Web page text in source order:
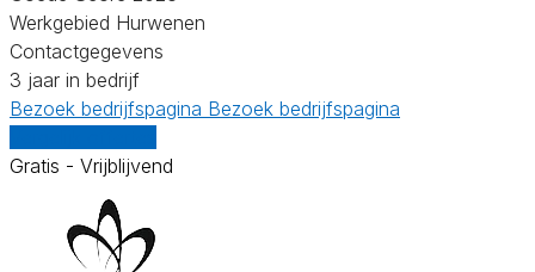
Werkgebied Hurwenen
Contactgegevens
3 jaar in bedrijf
Bezoek bedrijfspagina Bezoek bedrijfspagina
Gratis - Vrijblijvend